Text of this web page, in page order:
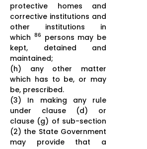
protective homes and
corrective institutions and
other institutions in
which 86 persons may be
kept, detained and
maintained;
(h) any other matter
which has to be, or may
be, prescribed.
(3) In making any rule
under clause (d) or
clause (g) of sub-section
(2) the State Government
may provide that a